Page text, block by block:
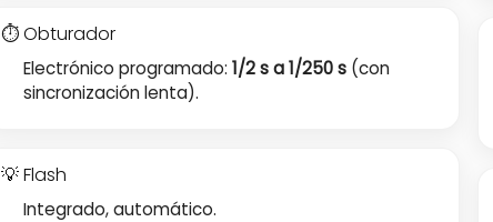
⏱️ Obturador
Electrónico programado:1/2 s a 1/250 s (con
sincronización lenta).
💡 Flash
Integrado, automático.